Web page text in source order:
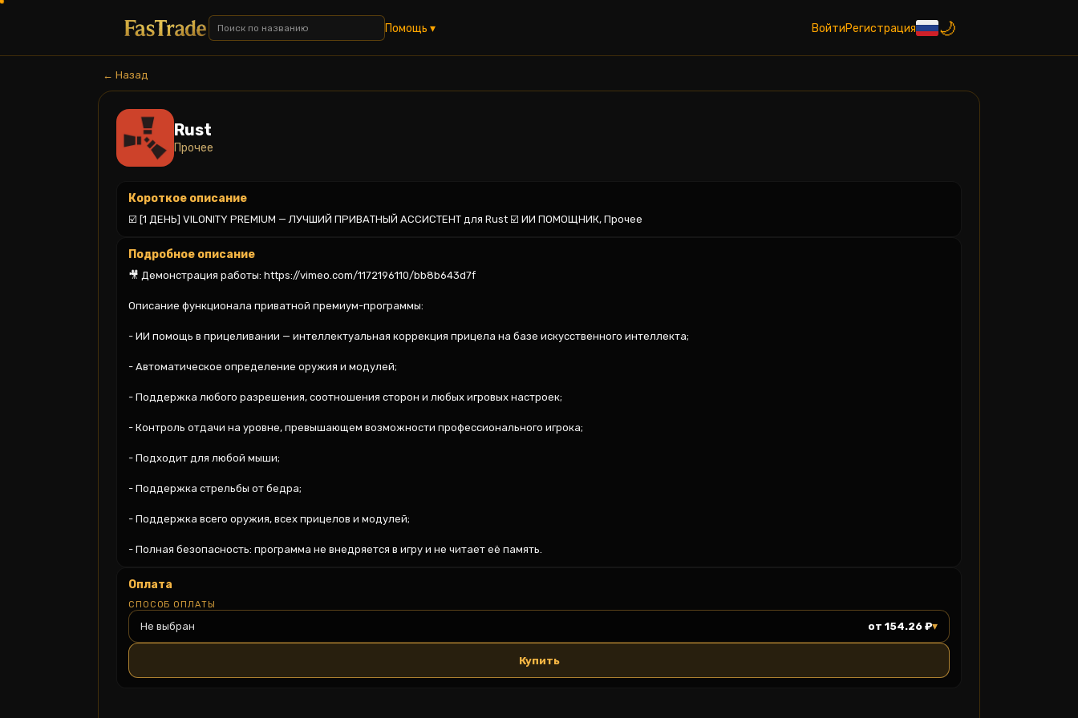
Помощь ▾ ВойтиРегистрация
← Назад
Rust
Прочее
Короткое описание
☑️ [1 ДЕНЬ] VILONITY PREMIUM — ЛУЧШИЙ ПРИВАТНЫЙ АССИСТЕНТ для Rust ☑️ ИИ ПОМОЩНИК, Прочее
Подробное описание
🎥 Демонстрация работы: https://vimeo.com/1172196110/bb8b643d7f
Описание функционала приватной премиум-программы:
- ИИ помощь в прицеливании — интеллектуальная коррекция прицела на базе искусственного интеллекта;
- Автоматическое определение оружия и модулей;
- Поддержка любого разрешения, соотношения сторон и любых игровых настроек;
- Контроль отдачи на уровне, превышающем возможности профессионального игрока;
- Подходит для любой мыши;
- Поддержка стрельбы от бедра;
- Поддержка всего оружия, всех прицелов и модулей;
- Полная безопасность: программа не внедряется в игру и не читает её память.
Оплата
СПОСОБ ОПЛАТЫ
Не выбран от 154.26 ₽▾
Купить